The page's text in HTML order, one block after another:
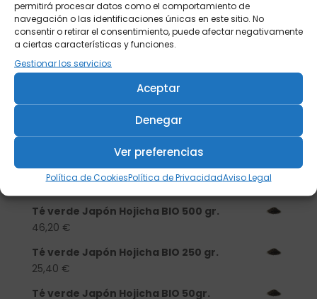
permitirá procesar datos como el comportamiento de
navegación o las identificaciones únicas en este sitio. No
consentir o retirar el consentimiento, puede afectar negativamente
a ciertas características y funciones.
Gestionar los servicios
Aceptar
Denegar
Ver preferencias
Política de CookiesPolítica de PrivacidadAviso Legal
Tisanera "Christmas Cats" 0,25l.
porcelana
13,90€
Té verde Japón Hojicha BIO 500 gr.
46,20 €
Té verde Japón Hojicha BIO 250 gr.
25,40 €
Té verde Japón Hojicha BIO 50gr.